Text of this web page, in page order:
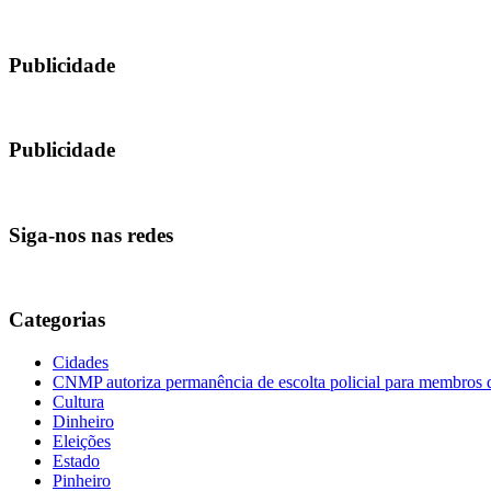
Publicidade
Publicidade
Siga-nos nas redes
Categorias
Cidades
CNMP autoriza permanência de escolta policial para
Cultura
Dinheiro
Eleições
Estado
Pinheiro